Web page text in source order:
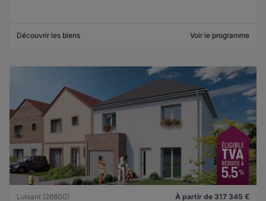
Découvrir les biens Voir le programme
Luisant (28600) À partir de 317 345 €